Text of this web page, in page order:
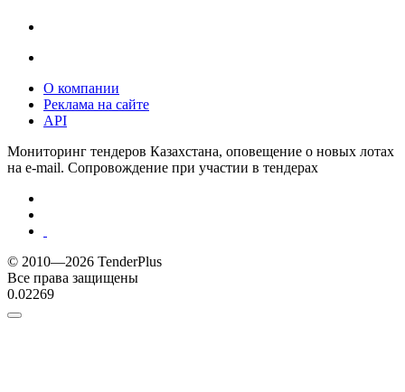
О компании
Реклама на сайте
API
Мониторинг тендеров Казахстана, оповещение о новых лотах
на e-mail. Сопровождение при участии в тендерах
© 2010—2026 TenderPlus
Все права защищены
0.02269